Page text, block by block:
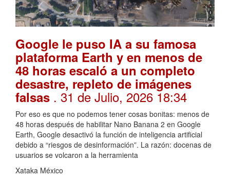
Google le puso IA a su famosa
plataforma Earth y en menos de
48 horas escaló a un completo
desastre, repleto de imágenes
falsas . 31 de Julio, 2026 18:34
Por eso es que no podemos tener cosas bonitas: menos de
48 horas después de habilitar Nano Banana 2 en Google
Earth, Google desactivó la función de inteligencia artificial
debido a “riesgos de desinformación”. La razón: docenas de
usuarios se volcaron a la herramienta
Xataka México